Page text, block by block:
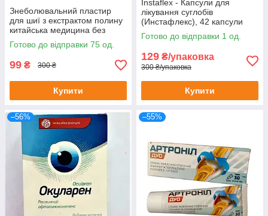
Знеболювальний пластир
для шиї з екстрактом полину
китайська медицина без
картонного паковання
Готово до відправки 75 од.
99 ₴ 300 ₴
Купити
Instaflex - Капсули для
лікування суглобів
(Инстафлекс), 42 капсули
Готово до відправки 1 од.
129 ₴/упаковка
300 ₴/упаковка
Купити
–56% –55%